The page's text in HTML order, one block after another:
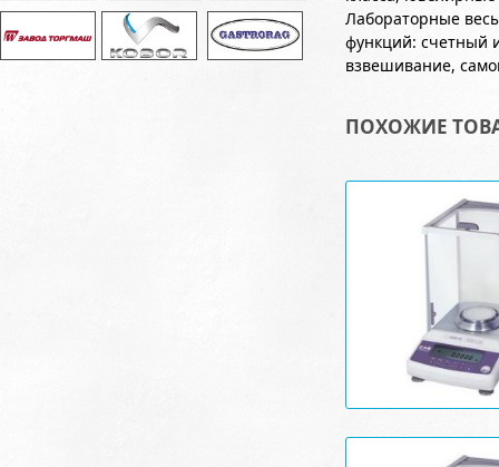
Лабораторные
функций: счетный
взвешивание,
ПОХОЖИЕ